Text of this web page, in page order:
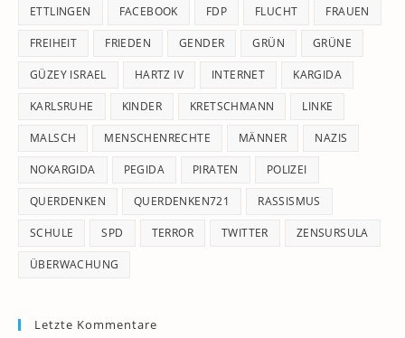
ETTLINGEN FACEBOOK FDP FLUCHT FRAUEN
FREIHEIT FRIEDEN GENDER GRÜN GRÜNE
GÜZEY ISRAEL HARTZ IV INTERNET KARGIDA
KARLSRUHE KINDER KRETSCHMANN LINKE
MALSCH MENSCHENRECHTE MÄNNER NAZIS
NOKARGIDA PEGIDA PIRATEN POLIZEI
QUERDENKEN QUERDENKEN721 RASSISMUS
SCHULE SPD TERROR TWITTER ZENSURSULA
ÜBERWACHUNG
Letzte Kommentare